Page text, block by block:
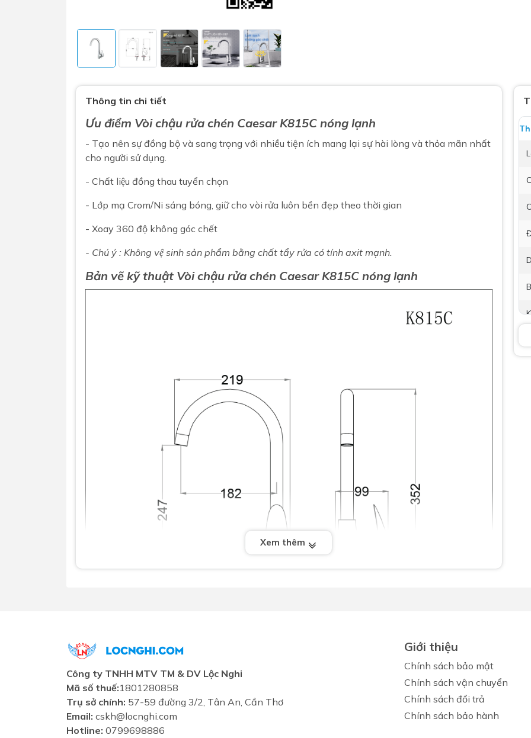
Gương nhà vệ sinh - nhà tắm
Máy sấy tay
Nắp bồn cầu
Nắp điện tử
Combo thiết bị vệ sinh chính hãng
Combo Máy nước nóng năng lượng
Thông tin chi tiết
Ưu điểm Vòi chậu rửa chén Caesar K815C nóng lạnh
- Tạo nên sự đồng bộ và sang trọng với nhiều tiện ích mang lại sự hài lòng và thỏa mãn nhất
cho người sử dụng.
- Chất liệu đồng thau tuyển chọn
- Lớp mạ Crom/Ni sáng bóng, giữ cho vòi rửa luôn bền đẹp theo thời gian
- Xoay 360 độ không góc chết
- Chú ý : Không vệ sinh sản phẩm bằng chất tẩy rửa có tính axit mạnh.
Bản vẽ kỹ thuật Vòi chậu rửa chén CaesarK815C nóng lạnh
Xem thêm
Công ty TNHH MTV TM & DV Lộc Nghi
Mã số thuế:1801280858
Trụ sở chính: 57-59 đường 3/2, Tân An, Cần Thơ
Email: cskh@locnghi.com
Hotline: 0799698886
Giới thiệu
Chính sách bảo mật
Chính sách vận chuyển
Chính sách đổi trả
Chính sách bảo hành